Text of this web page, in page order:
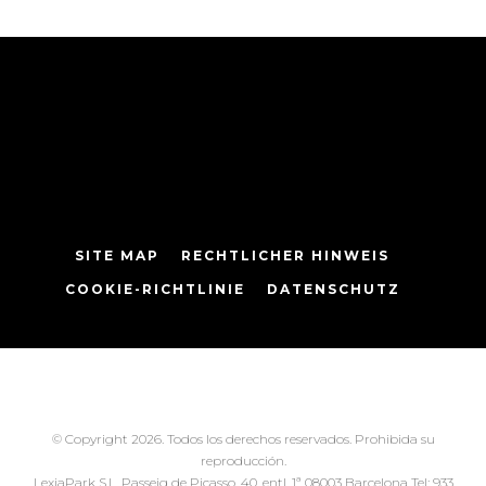
SITE MAP RECHTLICHER HINWEIS
COOKIE-RICHTLINIE DATENSCHUTZ
© Copyright 2026. Todos los derechos reservados. Prohibida su
reproducción.
LexiaPark S.L. Passeig de Picasso, 40, entl. 1ª 08003 Barcelona Tel: 933